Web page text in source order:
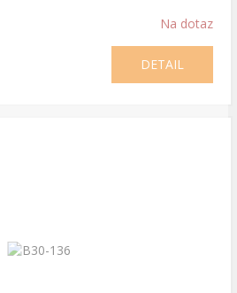
Na dotaz
DETAIL